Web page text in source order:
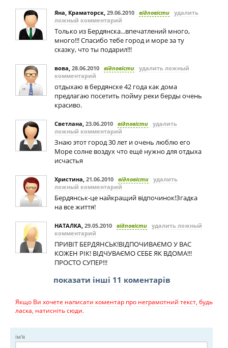
Яна, Краматорск, 29.06.2010 відповісти удалить
ложный комментарий
Только из Бердянска...впечатлений много,
много!!! Спасибо тебе город и море за ту
сказку, что ты подарил!!!
вова, 28.06.2010 відповісти удалить ложный
комментарий
отдыхаю в бердянске 42 года как дома
предлагаю посетить пойму реки берды очень
красиво.
Светлана, 23.06.2010 відповісти удалить
ложный комментарий
Знаю этот город 30 лет и очень люблю его
Море солне воздух что ещё нужно для отдыха
исчастья
Христина, 21.06.2010 відповісти удалить
ложный комментарий
Бердянськ-це найкращий відпочинок!Згадка
на все життя!
НАТАЛКА, 29.05.2010 відповісти удалить ложный
комментарий
ПРИВІТ БЕРДЯНСЬК!ВІДПОЧИВАЄМО У ВАС
КОЖЕН РІК! ВІДЧУВАЄМО СЕБЕ ЯК ВДОМА!!!
ПРОСТО СУПЕР!!!
показати інші 11 коментарів
Якщо Ви хочете написати коментар про неграмотний текст, будь
ласка, натисніть сюди.
ім'я